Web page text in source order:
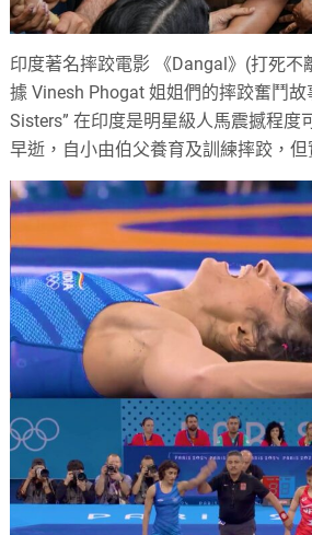
印度著名摔跤電影 《Dangal》(打死不
據 Vinesh Phogat 姐姐們的摔跤奮鬥故
Sisters” 在印度是明星級人馬震撼程度
早逝，自小由伯父養育及訓練摔跤，但